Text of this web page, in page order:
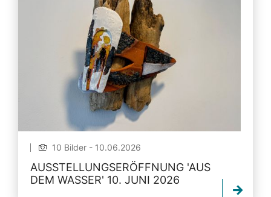
10 Bilder - 10.06.2026
AUSSTELLUNGSERÖFFNUNG 'AUS
DEM WASSER' 10. JUNI 2026